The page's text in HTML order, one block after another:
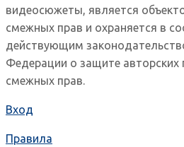
видеосюжеты, является
смежных прав и охраняется в
действующим
Федерации о защите авторских
смежных прав.
Вход
Правила